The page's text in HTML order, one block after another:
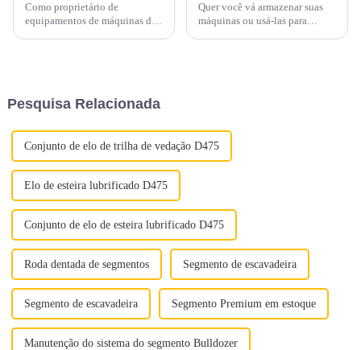
Como proprietário de
equipamentos de máquinas de
suas vantagens, desempenho
Quer você vá armazenar suas
máquinas ou usá-las para
Pesquisa Relacionada
Conjunto de elo de trilha de vedação D475
Elo de esteira lubrificado D475
Conjunto de elo de esteira lubrificado D475
Roda dentada de segmentos Segmento de escavadeira
Segmento de escavadeira Segmento Premium em estoque
Manutenção do sistema do segmento Bulldozer